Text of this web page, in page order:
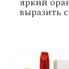
выразить